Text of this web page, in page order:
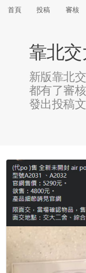
首頁 投稿 審核
靠北
新版靠北
都有了審
發出投稿文